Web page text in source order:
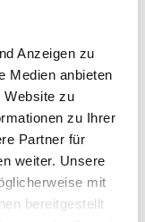
Anzeigen zu
Medien anbieten
Website zu
zu Ihrer
Partner für
weiter. Unsere
mit
bereitgestellt
Derby